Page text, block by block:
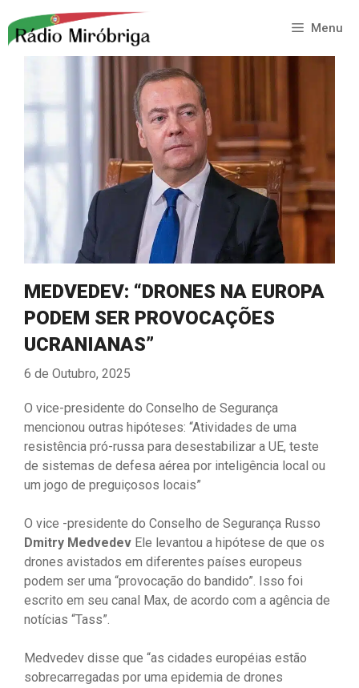
para
Menu
MEDVEDEV: “DRONES NA EUROPA
PODEM SER PROVOCAÇÕES
UCRANIANAS”
6 de Outubro, 2025
O vice-presidente do Conselho de Segurança
mencionou outras hipóteses: “Atividades de uma
resistência pró-russa para desestabilizar a UE, teste
de sistemas de defesa aérea por inteligência local ou
um jogo de preguiçosos locais”
O vice -presidente do Conselho de Segurança Russo
Dmitry Medvedev Ele levantou a hipótese de que os
drones avistados em diferentes países europeus
podem ser uma “provocação do bandido”. Isso foi
escrito em seu canal Max, de acordo com a agência de
notícias “Tass”.
Medvedev disse que “as cidades européias estão
sobrecarregadas por uma epidemia de drones